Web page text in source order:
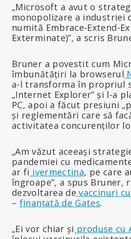
„Microsoft a avut o
monopolizare a industriei
numită Embrace-Extend-
Exterminate)”, a scris
Bruner a povestit cum
îmbunătățiri la browserul
a-l transforma în propriul
„Internet Explorer” și l-a
PC, apoi a făcut presiuni
și reglementări care să
activitatea concurenților
„Am văzut aceeași
pandemiei cu
ar fi ivermectina, pe care
îngroape”, a spus Bruner,
dezvoltarea de vaccinuri
– finanțată de Gates.
„Ei vor chiar și produse cu